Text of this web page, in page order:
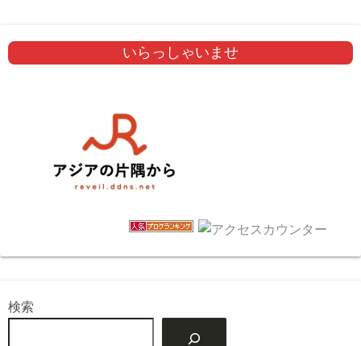
いらっしゃいませ
検索